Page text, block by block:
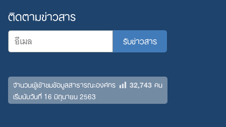
ติดตามข่าวสาร
จำนวนผู้เข้าชมข้อมูลสาธารณะองค์กร 32,743คน
เริ่มนับวันที่ 16 มิถุนายน 2563